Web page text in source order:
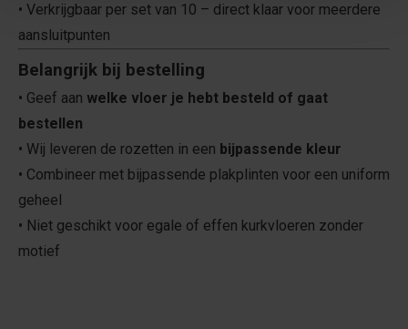
• Verkrijgbaar per set van 10 – direct klaar voor meerdere
aansluitpunten
Belangrijk bij bestelling
• Geef aan welke vloer je hebt besteld of gaat
bestellen
• Wij leveren de rozetten in een bijpassende kleur
• Combineer met bijpassende plakplinten voor een uniform
geheel
• Niet geschikt voor egale of effen kurkvloeren zonder
motief